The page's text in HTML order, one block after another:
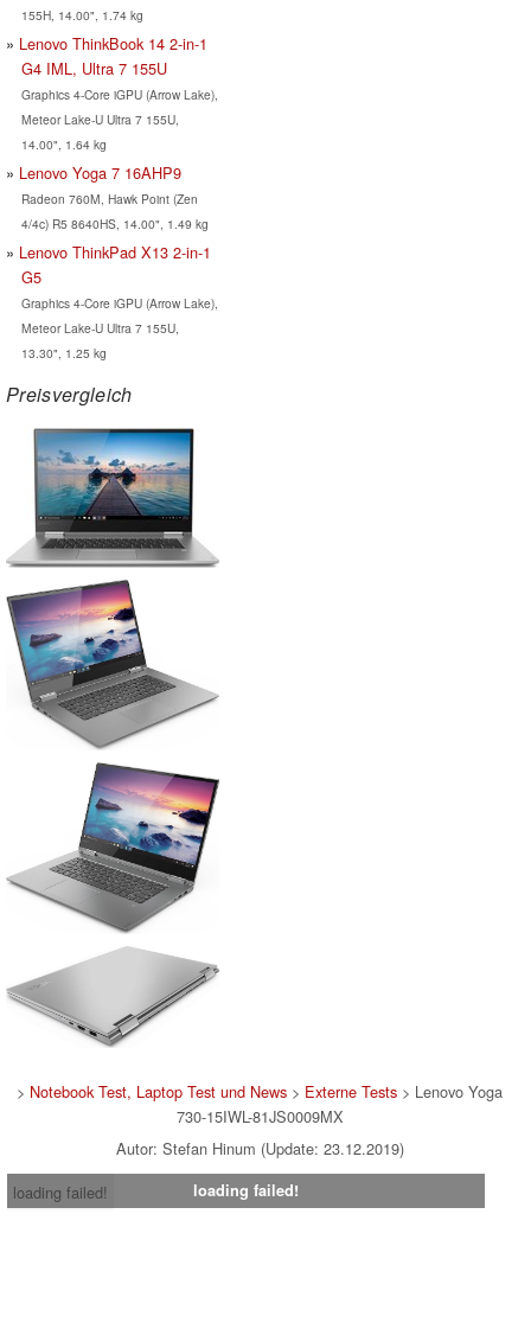
155H, 14.00", 1.74 kg
Lenovo ThinkBook 14 2-in-1
G4 IML, Ultra 7 155U
Graphics 4-Core iGPU (Arrow Lake),
Meteor Lake-U Ultra 7 155U,
14.00", 1.64 kg
Lenovo Yoga 7 16AHP9
Radeon 760M, Hawk Point (Zen
4/4c) R5 8640HS, 14.00", 1.49 kg
Lenovo ThinkPad X13 2-in-1
G5
Graphics 4-Core iGPU (Arrow Lake),
Meteor Lake-U Ultra 7 155U,
13.30", 1.25 kg
Preisvergleich
> Notebook Test, Laptop Test und News > Externe Tests > Lenovo Yoga
730-15IWL-81JS0009MX
Autor: Stefan Hinum (Update: 23.12.2019)
loading failed!
loading failed!